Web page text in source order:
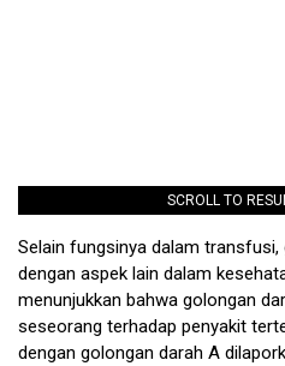
SCROLL TO
Selain fungsinya dalam
dengan aspek lain dalam
menunjukkan bahwa golongan
seseorang terhadap penyakit
dengan golongan darah A